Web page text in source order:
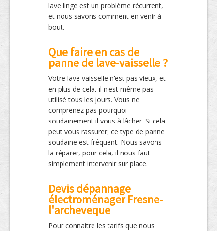
lave linge est un problème récurrent,
et nous savons comment en venir à
bout.
Que faire en cas de
panne de lave-vaisselle ?
Votre lave vaisselle n’est pas vieux, et
en plus de cela, il n’est même pas
utilisé tous les jours. Vous ne
comprenez pas pourquoi
soudainement il vous à lâcher. Si cela
peut vous rassurer, ce type de panne
soudaine est fréquent. Nous savons
la réparer, pour cela, il nous faut
simplement intervenir sur place.
Devis dépannage
électroménager Fresne-
l'archeveque
Pour connaitre les tarifs que nous